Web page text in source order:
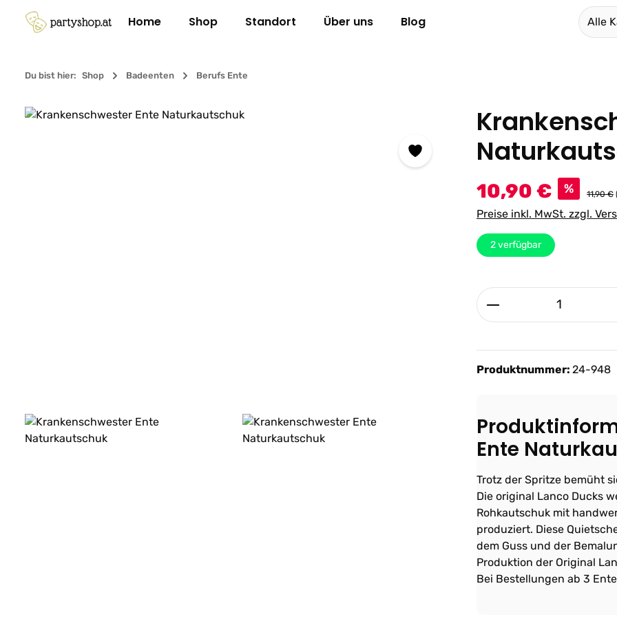
Hauptinhalt springen
Zur Suche springen
Zur Hauptnavigation springen
Home Shop Standort Über uns Blog Alle
Du bist hier: Shop Badeenten Berufs Ente
Bildergalerie überspringen
Verkaufspreis:
10,90 € % 11,90 €
Preise inkl. MwSt. zzgl.
2verfügbar
Produkt Anzahl:
Produktnummer: 24-948
Ente
Trotz der Spritze bemüht
Die original Lanco Ducks
Rohkautschuk mit
produziert. Diese
dem Guss und der
Produktion der Original
Bei Bestellungen ab 3